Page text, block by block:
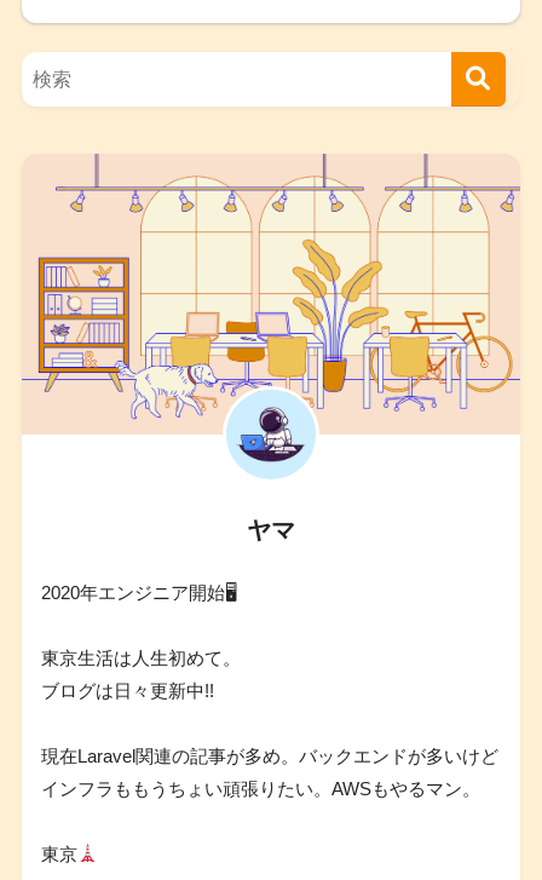
ヤマ
2020年エンジニア開始🖥
東京生活は人生初めて。
ブログは日々更新中!!
現在Laravel関連の記事が多め。バックエンドが多いけど
インフラももうちょい頑張りたい。AWSもやるマン。
東京